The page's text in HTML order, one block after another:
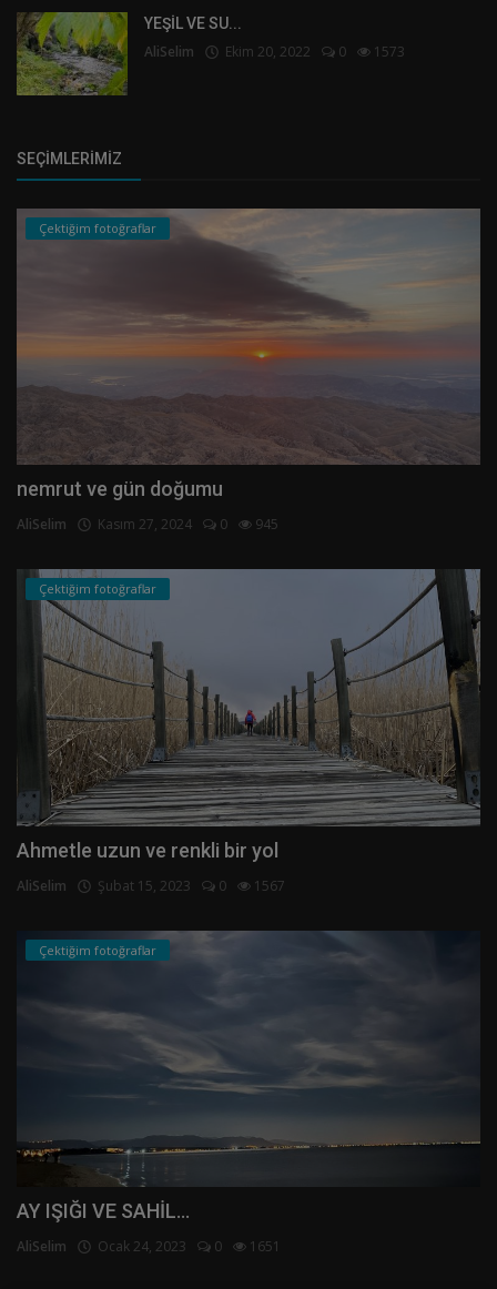
YEŞİL VE SU...
AliSelim Ekim 20, 2022 0 1573
SEÇIMLERIMIZ
Çektiğim fotoğraflar
nemrut ve gün doğumu
AliSelim Kasım 27, 2024 0 945
Çektiğim fotoğraflar
Ahmetle uzun ve renkli bir yol
AliSelim Şubat 15, 2023 0 1567
Çektiğim fotoğraflar
AY IŞIĞI VE SAHİL...
AliSelim Ocak 24, 2023 0 1651